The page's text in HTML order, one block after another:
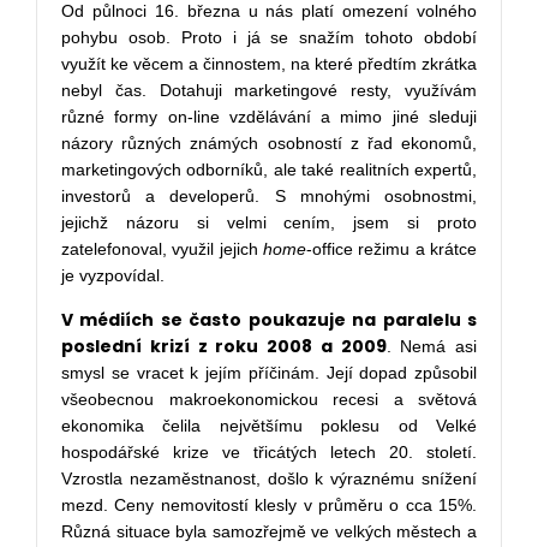
Od půlnoci 16. března u nás platí omezení volného
pohybu osob. Proto i já se snažím tohoto období
využít ke věcem a činnostem, na které předtím zkrátka
nebyl čas. Dotahuji marketingové resty, využívám
různé formy on-line vzdělávání a mimo jiné sleduji
názory různých známých osobností z řad ekonomů,
marketingových odborníků, ale také realitních expertů,
investorů a developerů. S mnohými osobnostmi,
jejichž názoru si velmi cením, jsem si proto
zatelefonoval, využil jejich home-office režimu a krátce
je vyzpovídal.
V médiích se často poukazuje na paralelu s
poslední krizí z roku 2008 a 2009. Nemá asi
smysl se vracet k jejím příčinám. Její dopad způsobil
všeobecnou makroekonomickou recesi a světová
ekonomika čelila největšímu poklesu od Velké
hospodářské krize ve třicátých letech 20. století.
Vzrostla nezaměstnanost, došlo k výraznému snížení
mezd. Ceny nemovitostí klesly v průměru o cca 15%.
Různá situace byla samozřejmě ve velkých městech a